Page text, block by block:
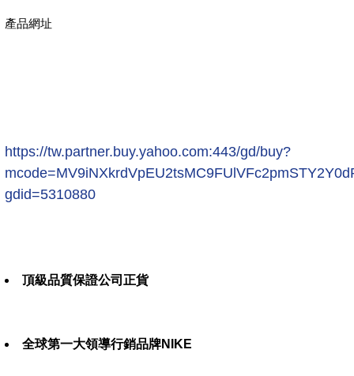
產品網址
https://tw.partner.buy.yahoo.com:443/gd/buy?
gdid=5310880
頂級品質保證公司正貨
全球第一大領導行銷品牌NIKE